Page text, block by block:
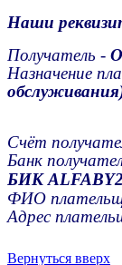
Наши
Получатель -
Назначение
Счёт
Банк
БИК
ФИО
Адрес
Вернуться вверх